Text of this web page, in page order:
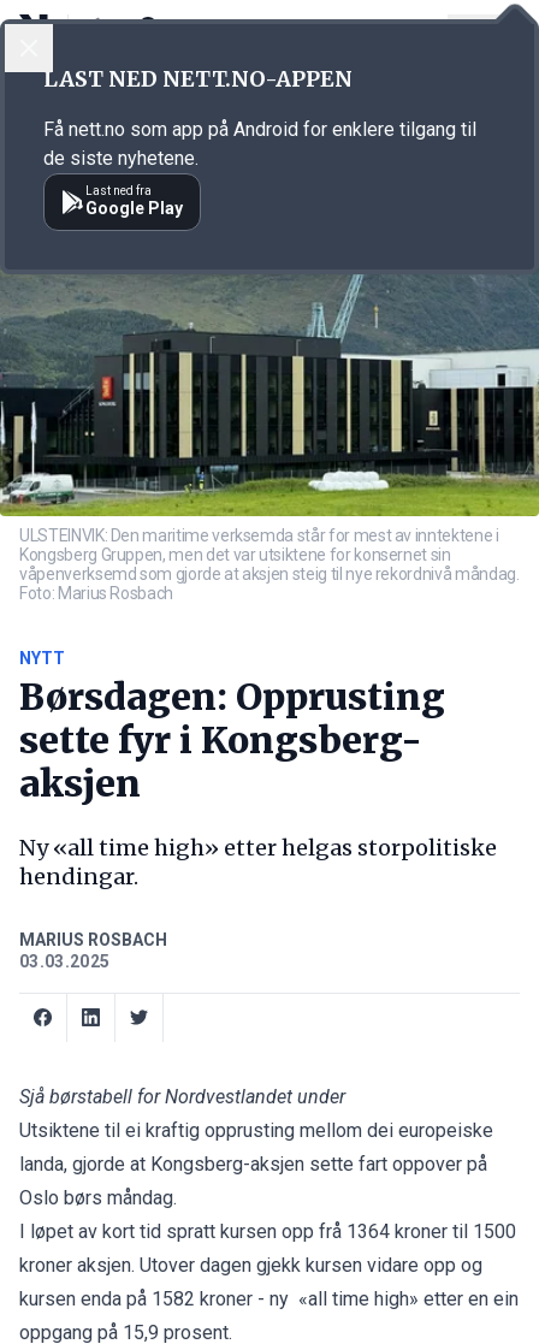
Annonsørinnhold
ULSTEINVIK: Den maritime verksemda står for mest av inntektene i
Kongsberg Gruppen, men det var utsiktene for konsernet sin
våpenverksemd som gjorde at aksjen steig til nye rekordnivå måndag.
Foto: Marius Rosbach
NYTT
Børsdagen: Opprusting
sette fyr i Kongsberg-
aksjen
Ny «all time high» etter helgas storpolitiske
hendingar.
MARIUS ROSBACH
03.03.2025
Sjå børstabell for Nordvestlandet under
Utsiktene til ei kraftig opprusting mellom dei europeiske
landa, gjorde at Kongsberg-aksjen sette fart oppover på
Oslo børs måndag.
I løpet av kort tid spratt kursen opp frå 1364 kroner til 1500
kroner aksjen. Utover dagen gjekk kursen vidare opp og
kursen enda på 1582 kroner - ny «all time high» etter en ein
oppgang på 15,9 prosent.
LAST NED NETT.NO-APPEN
Få nett.no som app på Android for enklere tilgang til
de siste nyhetene.
Last ned fra
Google Play